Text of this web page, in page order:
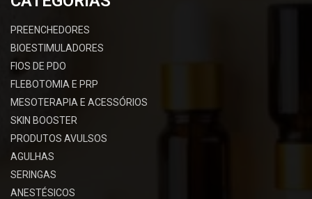
PREENCHEDORES
BIOESTIMULADORES
FIOS DE PDO
FLEBOTOMIA E PRP
MESOTERAPIA E ACESSÓRIOS
SKIN BOOSTER
PRODUTOS AVULSOS
AGULHAS
SERINGAS
ANESTÉSICOS